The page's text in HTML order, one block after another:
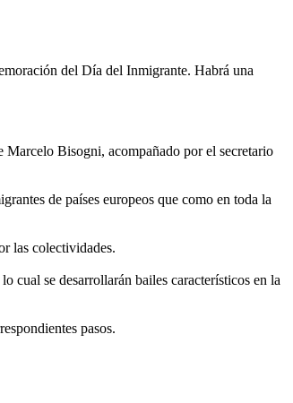
del Día del Inmigrante. Habrá una
Marcelo Bisogni, acompañado por el secretario
de países europeos que como en toda la
las colectividades.
cual se desarrollarán bailes característicos en la
pasos.